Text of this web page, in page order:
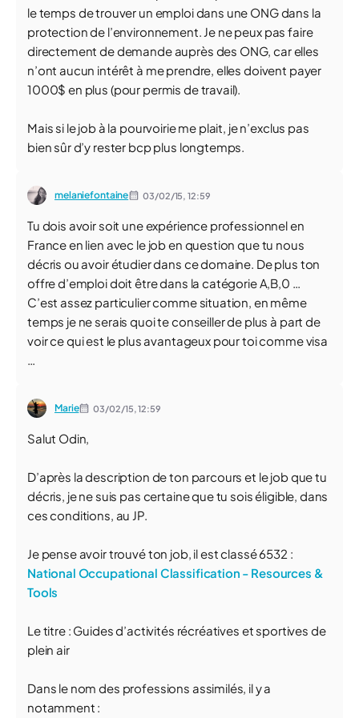
le temps de trouver un emploi dans une ONG dans la
protection de l’environnement. Je ne peux pas faire
directement de demande auprès des ONG, car elles
n’ont aucun intérêt à me prendre, elles doivent payer
1000$ en plus (pour permis de travail).
Mais si le job à la pourvoirie me plait, je n’exclus pas
bien sûr d’y rester bcp plus longtemps.
melaniefontaine 03/02/15,12:59
Tu dois avoir soit une expérience professionnel en
France en lien avec le job en question que tu nous
décris ou avoir étudier dans ce domaine. De plus ton
offre d’emploi doit être dans la catégorie A,B,0 …
C’est assez particulier comme situation, en même
temps je ne serais quoi te conseiller de plus à part de
voir ce qui est le plus avantageux pour toi comme visa
…
Marie 03/02/15,12:59
Salut Odin,
D’après la description de ton parcours et le job que tu
décris, je ne suis pas certaine que tu sois éligible, dans
ces conditions, au JP.
Je pense avoir trouvé ton job, il est classé 6532 :
National Occupational Classification - Resources &
Tools
Le titre : Guides d’activités récréatives et sportives de
plein air
Dans le nom des professions assimilés, il y a
notamment :